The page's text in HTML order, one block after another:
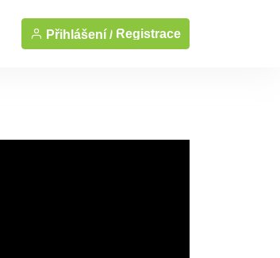
Přihlášení / Registrace